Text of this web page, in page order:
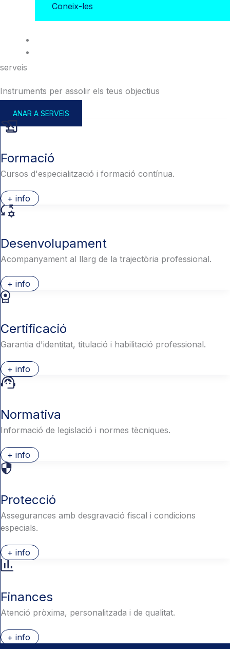
Coneix-les
serveis
Instruments per assolir els teus objectius
ANAR A SERVEIS
Formació
Cursos d'especialització i formació contínua.
+ info
Desenvolupament
Acompanyament al llarg de la trajectòria professional.
+ info
Certificació
Garantia d'identitat, titulació i habilitació professional.
+ info
Normativa
Informació de legislació i normes tècniques.
+ info
Protecció
Assegurances amb desgravació fiscal i condicions
especials.
+ info
Finances
Atenció pròxima, personalitzada i de qualitat.
+ info